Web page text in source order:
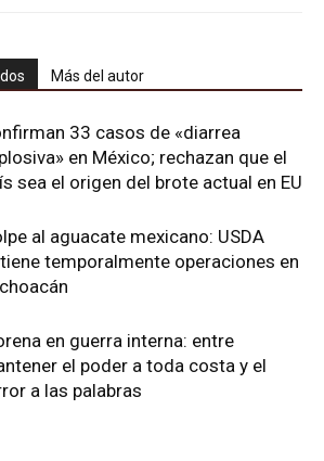
Más del autor
33 casos de «diarrea
en México; rechazan que el
sea el origen del brote actual en EU
al aguacate mexicano: USDA
temporalmente operaciones en
en guerra interna: entre
el poder a toda costa y el
a las palabras